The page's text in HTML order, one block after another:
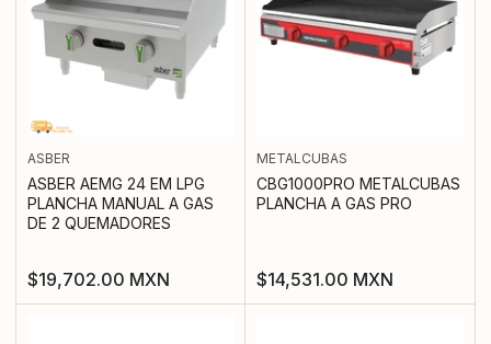
ASBER
ASBER AEMG 24 EM LPG
PLANCHA MANUAL A GAS
DE 2 QUEMADORES
Precio
regular
$19,702.00 MXN
METALCUBAS
CBG1000PRO METALCUBAS
PLANCHA A GAS PRO
Precio
regular
$14,531.00 MXN